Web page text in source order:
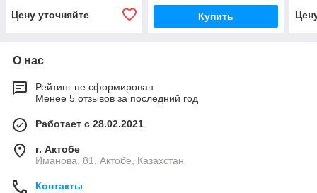
Цену уточняйте Купить
О нас
Рейтинг не сформирован
Менее 5 отзывов за последний год
Работает с 28.02.2021
г. Актобе
Иманова, 81, Актобе, Казахстан
Контакты